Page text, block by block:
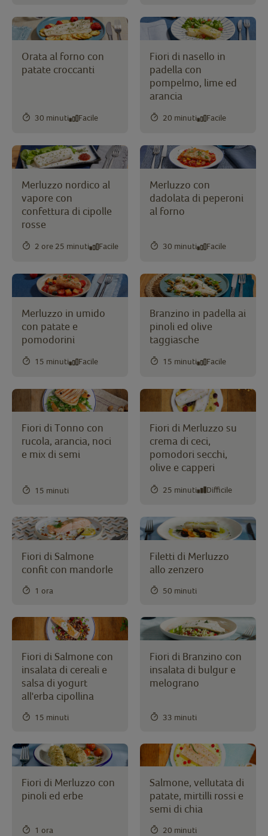
Orata al forno con
patate croccanti
30 minuti Facile
Fiori di nasello in
padella con
pompelmo, lime ed
arancia
20 minuti Facile
Merluzzo nordico al
vapore con
confettura di cipolle
rosse
2 ore 25 minuti Facile
Merluzzo con
dadolata di peperoni
al forno
30 minuti Facile
Merluzzo in umido
con patate e
pomodorini
15 minuti Facile
Branzino in padella ai
pinoli ed olive
taggiasche
15 minuti Facile
Fiori di Tonno con
rucola, arancia, noci
e mix di semi
15 minuti
Fiori di Merluzzo su
crema di ceci,
pomodori secchi,
olive e capperi
25 minuti Difficile
Fiori di Salmone
confit con mandorle
1 ora
Filetti di Merluzzo
allo zenzero
50 minuti
Fiori di Salmone con
insalata di cereali e
salsa di yogurt
all'erba cipollina
15 minuti
Fiori di Branzino con
insalata di bulgur e
melograno
33 minuti
Fiori di Merluzzo con
pinoli ed erbe
1 ora
Salmone, vellutata di
patate, mirtilli rossi e
semi di chia
20 minuti